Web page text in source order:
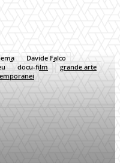
Davide Falco
docu-film
grande arte